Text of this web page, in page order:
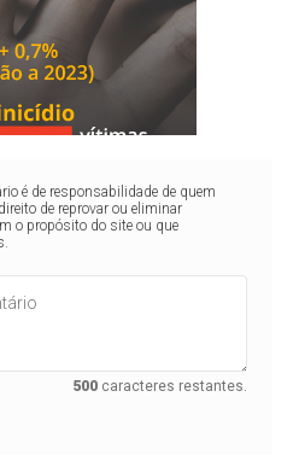
é de responsabilidade de quem
de reprovar ou eliminar
o propósito do site ou que
500 caracteres restantes.